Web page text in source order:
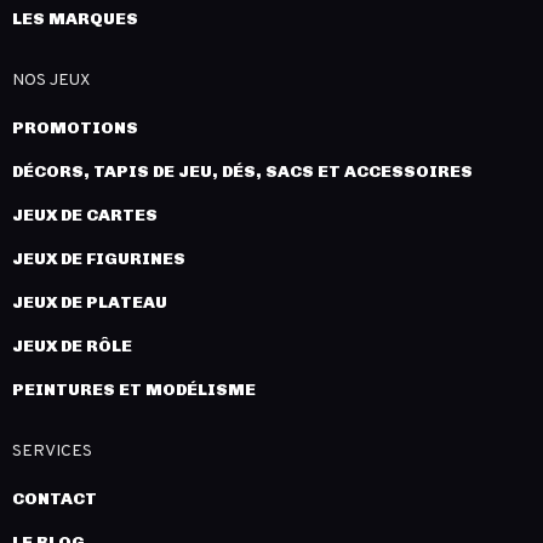
LES MARQUES
NOS JEUX
PROMOTIONS
DÉCORS, TAPIS DE JEU, DÉS, SACS ET ACCESSOIRES
JEUX DE CARTES
JEUX DE FIGURINES
JEUX DE PLATEAU
JEUX DE RÔLE
PEINTURES ET MODÉLISME
SERVICES
CONTACT